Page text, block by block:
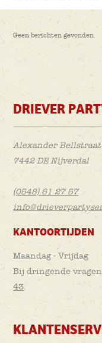
Geen berichten gevonden.
DRIEVER
Alexander Bellstraat
7442 DE Nijverdal
(0548) 61 27 57
KANTOORTIJDEN
Maandag - Vrijdag
Bij dringende
43.